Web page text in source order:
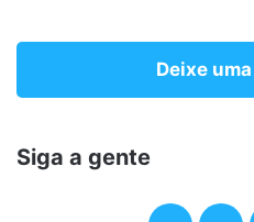
Deixe
Siga a gente